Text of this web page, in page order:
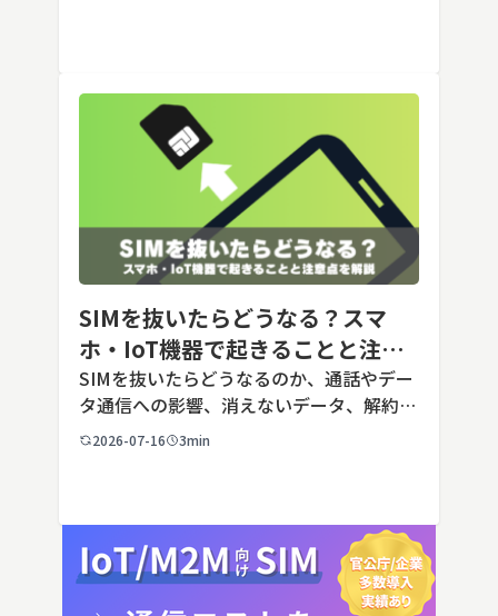
SIMを抜いたらどうなる？スマ
ホ・IoT機器で起きることと注意
点を解説
SIMを抜いたらどうなるのか、通話やデー
タ通信への影響、消えないデータ、解約や
端末譲渡時の注意点を整理。さらに法人・
2026-07-16 3min